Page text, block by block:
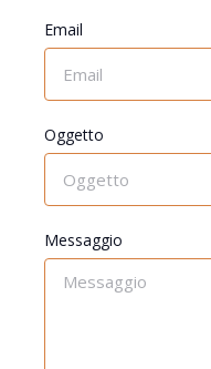
Email
Oggetto
Messaggio